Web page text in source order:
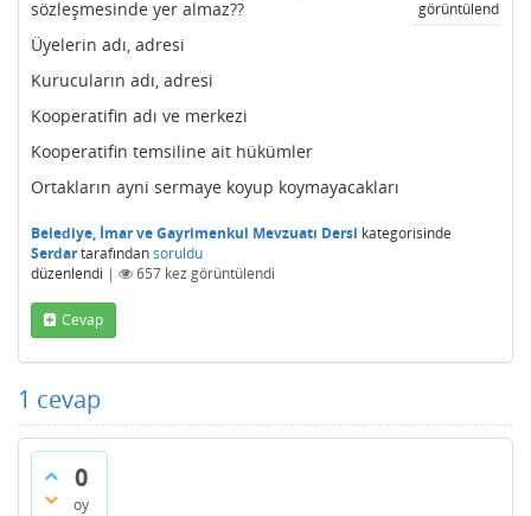
görüntülendi
sözleşmesinde yer almaz??
Üyelerin adı, adresi
Kurucuların adı, adresi
Kooperatifin adı ve merkezi
Kooperatifin temsiline ait hükümler
Ortakların ayni sermaye koyup koymayacakları
Belediye, İmar ve Gayrimenkul Mevzuatı Dersi kategorisinde
Serdartarafındansoruldu
düzenlendi | 657 kez görüntülendi
Cevap
1 cevap
0
oy